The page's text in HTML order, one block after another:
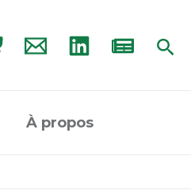
À propos